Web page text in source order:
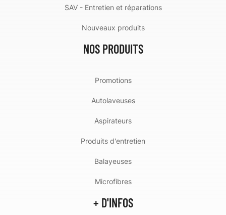
SAV - Entretien et réparations
Nouveaux produits
NOS PRODUITS
Promotions
Autolaveuses
Aspirateurs
Produits d'entretien
Balayeuses
Microfibres
+ D'INFOS